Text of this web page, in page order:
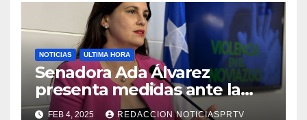
NOTICIAS ULTIMA HORA
Senadora Ada Álvarez
presenta medidas ante la
violencia en el noviazgo
FEB 4, 2025 REDACCION NOTICIASPRTV